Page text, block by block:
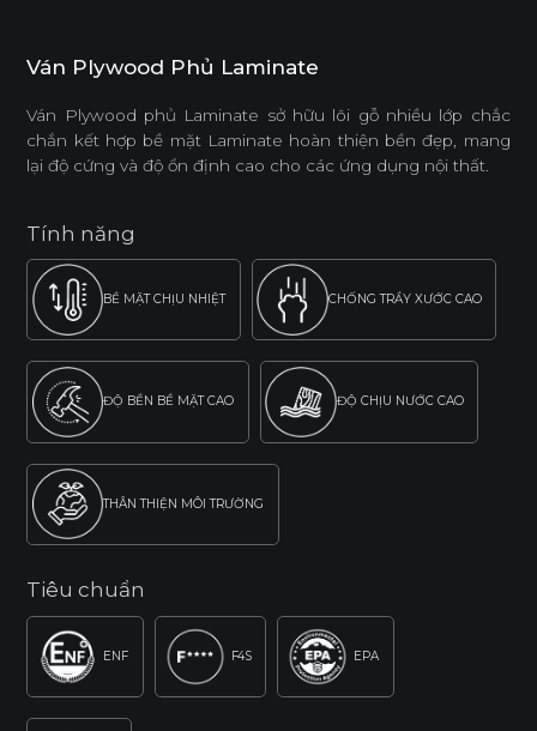
Ván Plywood Phủ Laminate
Ván Plywood phủ Laminate sở hữu lõi gỗ nhiều lớp chắc
chắn kết hợp bề mặt Laminate hoàn thiện bền đẹp, mang
lại độ cứng và độ ổn định cao cho các ứng dụng nội thất.
Tính năng
BỀ MẶT CHỊU NHIỆT CHỐNG TRẦY XƯỚC CAO
ĐỘ BỀN BỀ MẶT CAO ĐỘ CHỊU NƯỚC CAO
THÂN THIỆN MÔI TRƯỜNG
Tiêu chuẩn
ENF F4S EPA